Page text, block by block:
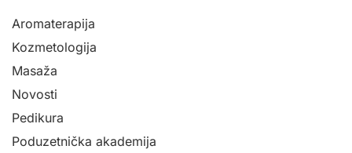
Aromaterapija
Kozmetologija
Masaža
Novosti
Pedikura
Poduzetnička akademija